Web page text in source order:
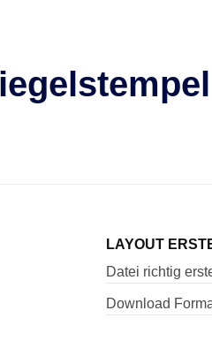
LAYOUT
Datei richtig
Download